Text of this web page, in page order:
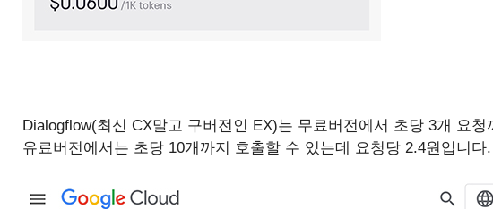
Dialogflow(최신 CX말고 구버전인 EX)는 무료버전에서 초당 3개 요청
유료버전에서는 초당 10개까지 호출할 수 있는데 요청당 2.4원입니다.